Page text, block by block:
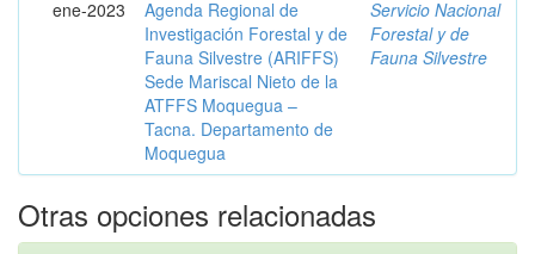
ene-2023
Agenda Regional de
Investigación Forestal y de
Fauna Silvestre (ARIFFS)
Sede Mariscal Nieto de la
ATFFS Moquegua –
Tacna. Departamento de
Moquegua
Servicio Nacional
Forestal y de
Fauna Silvestre
Otras opciones relacionadas